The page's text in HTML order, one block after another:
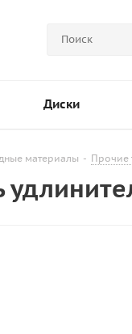
Диски
материалы - Прочие